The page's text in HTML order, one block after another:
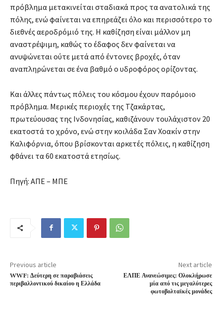
πρόβλημα μετακινείται σταδιακά προς τα ανατολικά της
πόλης, ενώ φαίνεται να επηρεάζει όλο και περισσότερο το
διεθνές αεροδρόμιό της. Η καθίζηση είναι μάλλον μη
αναστρέψιμη, καθώς το έδαφος δεν φαίνεται να
ανυψώνεται ούτε μετά από έντονες βροχές, όταν
αναπληρώνεται σε ένα βαθμό ο υδροφόρος ορίζοντας.
Και άλλες πάντως πόλεις του κόσμου έχουν παρόμοιο
πρόβλημα. Μερικές περιοχές της Τζακάρτας,
πρωτεύουσας της Ινδονησίας, καθιζάνουν τουλάχιστον 20
εκατοστά το χρόνο, ενώ στην κοιλάδα Σαν Χοακίν στην
Καλιφόρνια, όπου βρίσκονται αρκετές πόλεις, η καθίζηση
φθάνει τα 60 εκατοστά ετησίως.
Πηγή: ΑΠΕ – ΜΠΕ
Previous article
WWF: Δεύτερη σε παραβιάσεις
περιβαλλοντικού δικαίου η Ελλάδα
Next article
ΕΛΠΕ Ανανεώσιμες: Ολοκλήρωσε
μία από τις μεγαλύτερες
φωτοβολταϊκές μονάδες